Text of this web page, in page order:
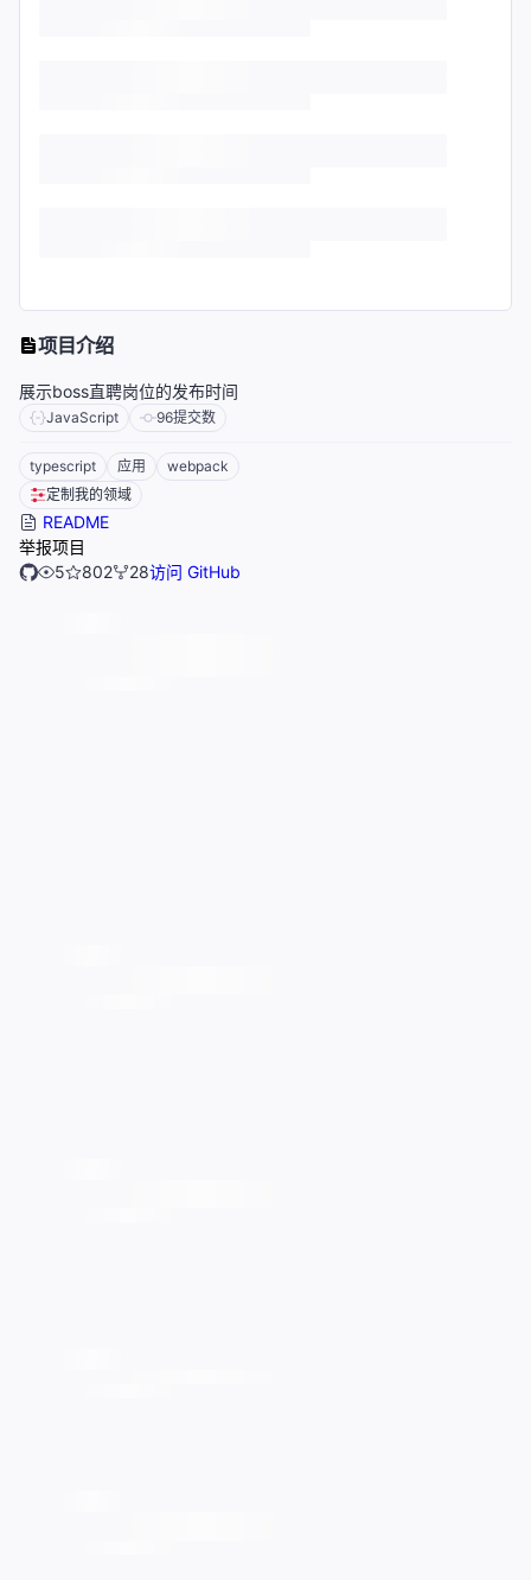
项目介绍
展示boss直聘岗位的发布时间
JavaScript 96提交数
typescript 应用
webpack
定制我的领域
README
举报项目
5
802 28访问 GitHub